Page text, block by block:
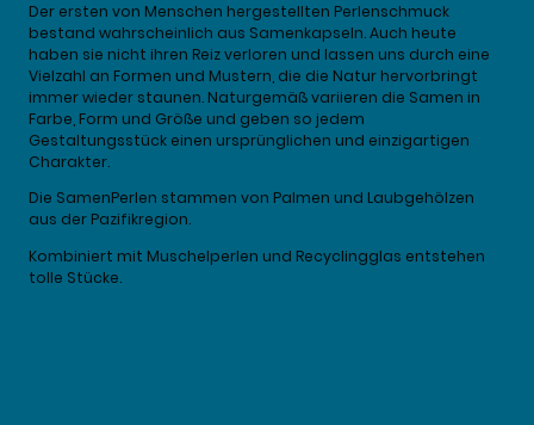
Der ersten von Menschen hergestellten Perlenschmuck
bestand wahrscheinlich aus Samenkapseln. Auch heute
haben sie nicht ihren Reiz verloren und lassen uns durch eine
Vielzahl an Formen und Mustern, die die Natur hervorbringt
immer wieder staunen. Naturgemäß variieren die Samen in
Farbe, Form und Größe und geben so jedem
Gestaltungsstück einen ursprünglichen und einzigartigen
Charakter.
Die SamenPerlen stammen von Palmen und Laubgehölzen
aus der Pazifikregion.
Kombiniert mit Muschelperlen und Recyclingglas entstehen
tolle Stücke.